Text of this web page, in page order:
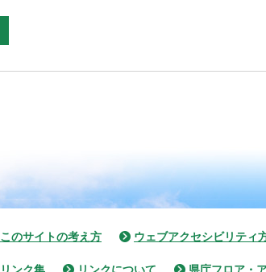
このサイトの考え方 ウェブアクセシビリティ